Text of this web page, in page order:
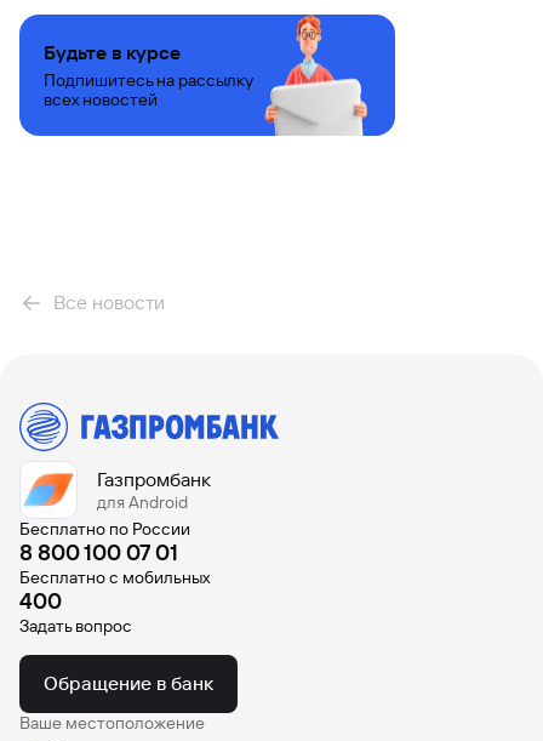
Все новости
Будьте в курсе
Подпишитесь на рассылку
всех новостей
Газпромбанк
для Android
Бесплатно по России
8 800 100 07 01
Бесплатно с мобильных
400
Задать вопрос
Обращение в банк
Ваше местоположение